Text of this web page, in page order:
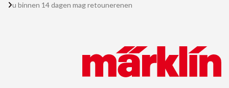
u binnen 14 dagen mag retounerenen